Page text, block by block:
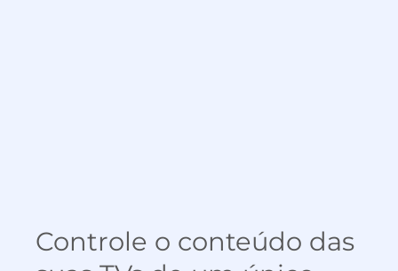
Controle o conteúdo das